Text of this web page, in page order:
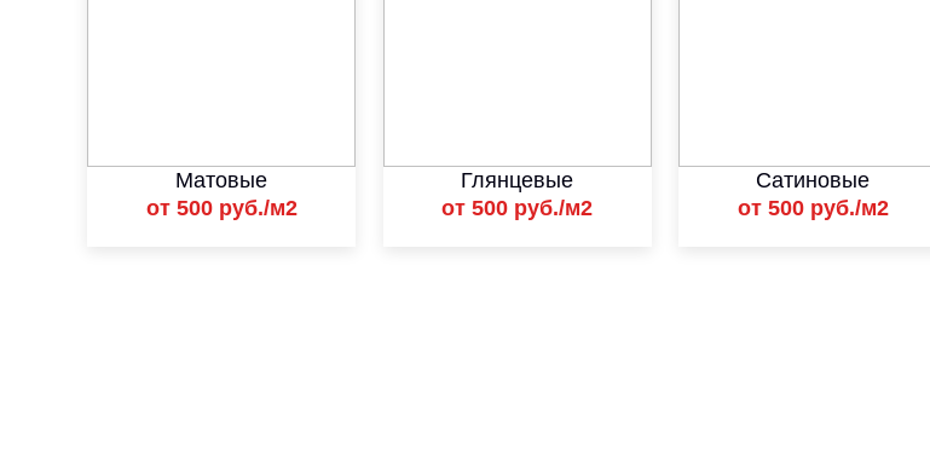
Матовые
от 500 руб./м2
Глянцевые
от 500 руб./м2
Сатиновые
от 500 руб./м2